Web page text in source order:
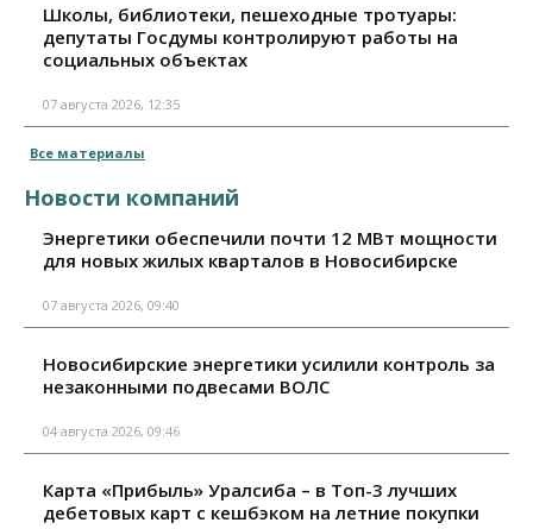
Школы, библиотеки, пешеходные тротуары:
депутаты Госдумы контролируют работы на
социальных объектах
07 августа 2026, 12:35
Все материалы
Новости компаний
Энергетики обеспечили почти 12 МВт мощности
для новых жилых кварталов в Новосибирске
07 августа 2026, 09:40
Новосибирские энергетики усилили контроль за
незаконными подвесами ВОЛС
04 августа 2026, 09:46
Карта «Прибыль» Уралсиба – в Топ-3 лучших
дебетовых карт с кешбэком на летние покупки